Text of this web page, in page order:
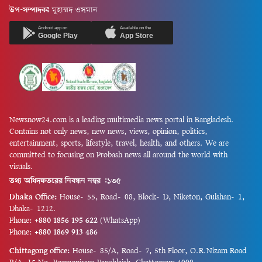
উপ-সম্পাদকঃ মুহাম্মদ ওসমান
Android app on
Google Play
Available on the
App Store
Newsnow24.com is a leading multimedia news portal in Bangladesh.
Contains not only news, new news, views, opinion, politics,
entertainment, sports, lifestyle, travel, health, and others. We are
committed to focusing on Probash news all around the world with
visuals.
তথ্য অধিদফতরের নিবন্ধন নম্বর :১৩৫
Dhaka Office: House-55, Road-08, Block-D, Niketon, Gulshan-1,
Dhaka-1212.
Phone: +880 1856 195 622 (WhatsApp)
Phone: +880 1869 913 486
Chittagong office: House-85/A, Road-7, 5th Floor, O.R.Nizam Road